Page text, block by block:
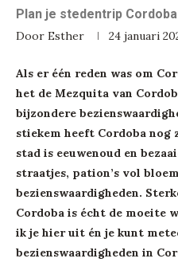
Plan je stedentrip Cordoba
Door Esther 24 januari
Als er één reden was om
het de Mezquita van
bijzondere
stiekem heeft Cordoba nog
stad is eeuwenoud en
straatjes, pation’s vol
bezienswaardigheden.
Cordoba is écht de moeite
ik je hier uit én je kunt
bezienswaardigheden in